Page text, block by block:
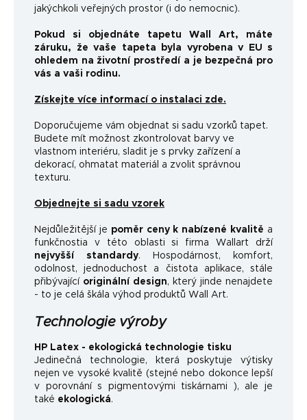
jakýchkoli veřejných prostor (i do nemocnic).
Pokud si objednáte tapetu Wall Art, máte
záruku, že vaše tapeta byla vyrobena v EU s
ohledem na životní prostředí a je bezpečná pro
vás a vaši rodinu.
Získejte více informací o instalaci zde.
Doporučujeme vám objednat si sadu vzorků tapet.
Budete mít možnost zkontrolovat barvy ve
vlastnom interiéru, sladit je s prvky zařízení a
dekorací, ohmatat materiál a zvolit správnou
texturu.
Objednejte si sadu vzorek
Nejdůležitější je poměr ceny k nabízené kvalitě a
funkčnostia v této oblasti si firma Wallart drží
nejvyšší standardy. Hospodárnost, komfort,
odolnost, jednoduchost a čistota aplikace, stále
přibývající originální design, který jinde nenajdete
- to je celá škála výhod produktů Wall Art.
Technologie výroby
HP Latex - ekologická technologie tisku
Jedinečná technologie, která poskytuje výtisky
nejen ve vysoké kvalitě (stejné nebo dokonce lepší
v porovnání s pigmentovými tiskárnami ), ale je
také ekologická.